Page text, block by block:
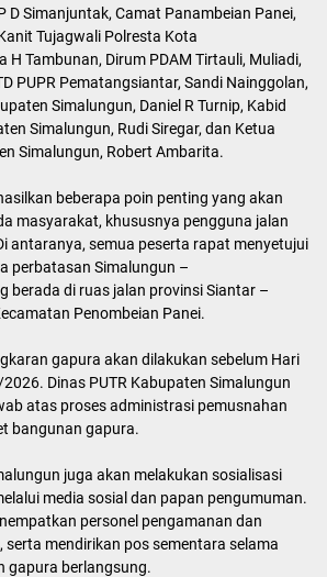
D Simanjuntak, Camat Panambeian Panei,
Tujagwali Polresta Kota
H Tambunan, Dirum PDAM Tirtauli, Muliadi,
PUPR Pematangsiantar, Sandi Nainggolan,
Simalungun, Daniel R Turnip, Kabid
Simalungun, Rudi Siregar, dan Ketua
Simalungun, Robert Ambarita.
beberapa poin penting yang akan
masyarakat, khususnya pengguna jalan
antaranya, semua peserta rapat menyetujui
perbatasan Simalungun –
berada di ruas jalan provinsi Siantar –
Penombeian Panei.
gapura akan dilakukan sebelum Hari
Dinas PUTR Kabupaten Simalungun
atas proses administrasi pemusnahan
bangunan gapura.
juga akan melakukan sosialisasi
media sosial dan papan pengumuman.
personel pengamanan dan
serta mendirikan pos sementara selama
gapura berlangsung.